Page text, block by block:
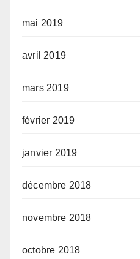
mai 2019
avril 2019
mars 2019
février 2019
janvier 2019
décembre 2018
novembre 2018
octobre 2018